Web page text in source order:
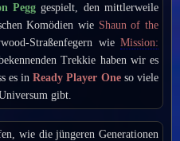
Pegggespielt, den mittlerweile
Komödien wie Shaun of the
Straßenfegern wieMission:
Trekkie haben wir es
es inReady Player Oneso viele
gibt.
wie die jüngeren Generationen